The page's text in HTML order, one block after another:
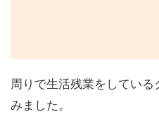
周りで生活残業をしてい
みました。